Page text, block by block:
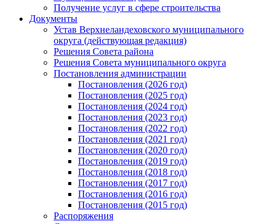
Получение услуг в сфере строительства
Документы
Устав Верхнеландеховского муниципального
округа (действующая редакция)
Решения Совета района
Решения Совета муниципального округа
Постановления администрации
Постановления (2026 год)
Постановления (2025 год)
Постановления (2024 год)
Постановления (2023 год)
Постановления (2022 год)
Постановления (2021 год)
Постановления (2020 год)
Постановления (2019 год)
Постановления (2018 год)
Постановления (2017 год)
Постановления (2016 год)
Постановления (2015 год)
Распоряжения